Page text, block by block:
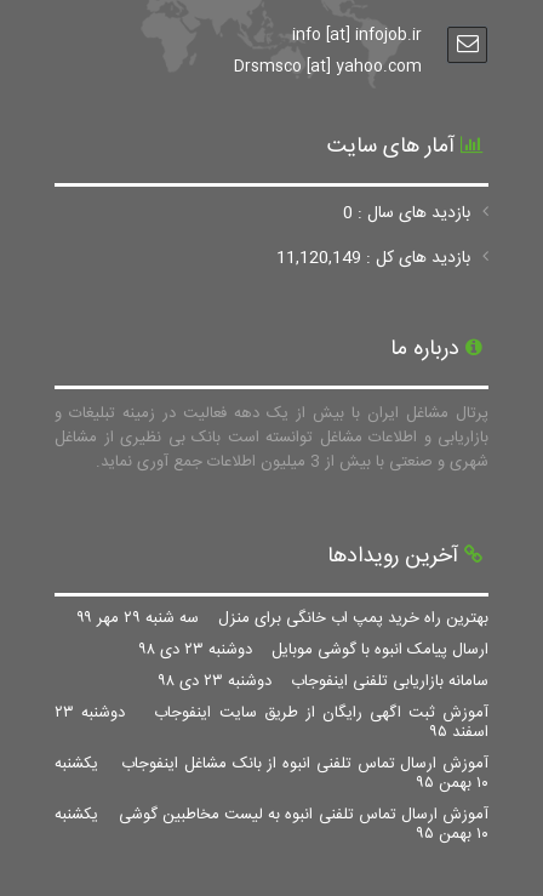
info [at] infojob.ir
Drsmsco [at] yahoo.com
آمار های سایت
بازدید های سال : 0
بازدید های کل : 11,120,149
درباره ما
پرتال مشاغل ایران با بیش از یک دهه فعالیت در زمینه تبلیغات و
بازاریابی و اطلاعات مشاغل توانسته است بانک بی نظیری از مشاغل
شهری و صنعتی با بیش از 3 میلیون اطلاعات جمع آوری نماید.
آخرین رویدادها
بهترین راه خرید پمپ اب خانگی برای منزل سه شنبه ۲۹ مهر ۹۹
ارسال پیامک انبوه با گوشی موبایل دوشنبه ۲۳ دی ۹۸
سامانه بازاریابی تلفنی اینفوجاب دوشنبه ۲۳ دی ۹۸
آموزش ثبت اگهی رایگان از طریق سایت اینفوجاب
دوشنبه ۲۳
اسفند ۹۵
آموزش ارسال تماس تلفنی انبوه از بانک مشاغل اینفوجاب یکشنبه
۱۰ بهمن ۹۵
آموزش ارسال تماس تلفنی انبوه به لیست مخاطبین گوشی یکشنبه
۱۰ بهمن ۹۵